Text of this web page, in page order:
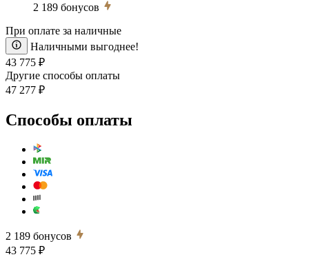
2 189 бонусов
При оплате за наличные
Наличными выгоднее!
43 775 ₽
Другие способы оплаты
47 277 ₽
Способы оплаты
2 189 бонусов
43 775 ₽